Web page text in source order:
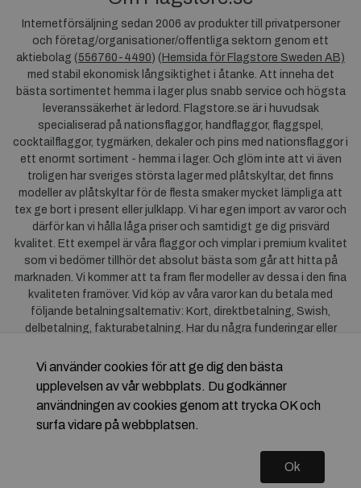
Internetförsäljning sedan 2006 av produkter till privatpersoner
och företag/organisationer/offentliga sektorn genom ett
aktiebolag (556760-4490) ( Hemsida för Flagstore Sweden AB)
med stabil ekonomisk långsiktighet i åtanke. Att inneha det
bästa sortimentet hemma i lager plus snabb service och högsta
leveranssäkerhet är ledord. Flagstore.se är i huvudsak
specialiserad på nationsflaggor, handflaggor, flaggspel,
cocktailflaggor, tygmärken, dekaler och pins med nationsflaggor i
ett enormt sortiment - hemma i lager. Och glöm inte att vi även
troligen har sveriges största lager med plåtskyltar, det finns
modeller av plåtskyltar för de flesta smaker mycket lämpliga att
tex ge bort i present eller julklapp. Vi har egen import av varor och
därför kan vi hålla låga priser och samtidigt ge dig prisvärd
kvalitet. Ett exempel är våra flaggor och vimplar i premium kvalitet
som vi bedömer tillhör det absolut bästa som går att hitta på
marknaden. Vi kommer att ta fram fler modeller av dessa i den fina
kvaliteten framöver. Vid köp av våra varor kan du betala med
följande betalningsalternativ: Kort, direktbetalning, Swish,
delbetalning, fakturabetalning. Har du några funderingar eller
dig till oss. För frågor kring Klarna kan duklicka här
Vi använder cookies för att ge dig den bästa
upplevelsen av vår webbplats. Du godkänner
användningen av cookies genom att trycka OK och
surfa vidare på webbplatsen.
Ok